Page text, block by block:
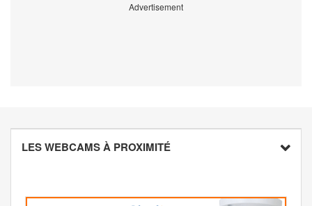
Advertisement
LES WEBCAMS À PROXIMITÉ